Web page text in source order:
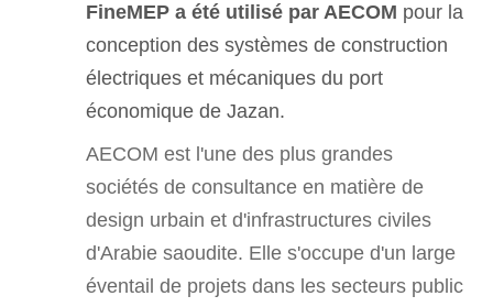
FineMEP a été utilisé par AECOM pour la
conception des systèmes de construction
électriques et mécaniques du port
économique de Jazan.
AECOM est l'une des plus grandes
sociétés de consultance en matière de
design urbain et d'infrastructures civiles
d'Arabie saoudite. Elle s'occupe d'un large
éventail de projets dans les secteurs public